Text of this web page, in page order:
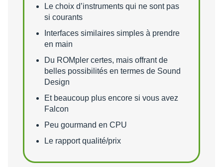
Le choix d’instruments qui ne sont pas
si courants
Interfaces similaires simples à prendre
en main
Du ROMpler certes, mais offrant de
belles possibilités en termes de Sound
Design
Et beaucoup plus encore si vous avez
Falcon
Peu gourmand en CPU
Le rapport qualité/prix